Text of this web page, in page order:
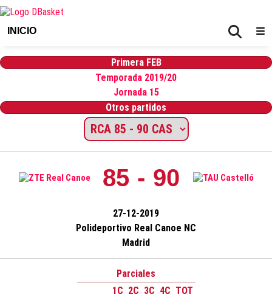
INICIO
Primera FEB
Temporada 2019/20
Jornada 15
Otros partidos
85 - 90
27-12-2019
Polideportivo Real Canoe NC
Madrid
Parciales
1C 2C 3C 4C TOT